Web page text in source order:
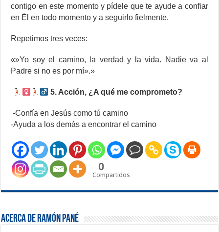
contigo en este momento y pídele que te ayude a confiar
en Él en todo momento y a seguirlo fielmente.
Repetimos tres veces:
«»Yo soy el camino, la verdad y la vida. Nadie va al
Padre si no es por mí».»
5. Acción, ¿A qué me comprometo?
-Confía en Jesús como tú camino
-Ayuda a los demás a encontrar el camino
0
Compartidos
Acerca de Ramón Pané